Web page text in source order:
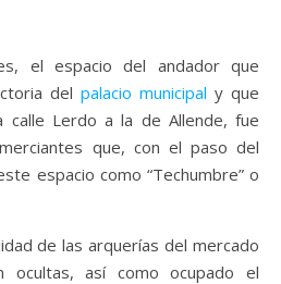
el espacio del andador que
del palacio municipal y que
Lerdo a la de Allende, fue
que, con el paso del
espacio como “Techumbre” o
de las arquerías del mercado
ocultas, así como ocupado el